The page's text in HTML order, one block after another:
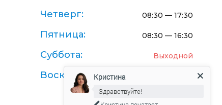
Четверг: 08:30 — 17:30
Пятница: 08:30 — 16:30
Суббота: Выходной
Воскресенье:Кристина
Здравствуйте!